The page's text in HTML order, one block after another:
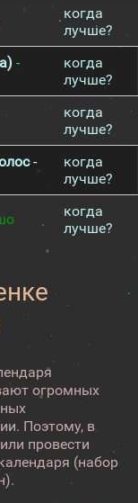
когда
лучше?
-
когда
лучше?
когда
лучше?
-
когда
лучше?
когда
лучше?
огромных
Поэтому, в
провести
(набор